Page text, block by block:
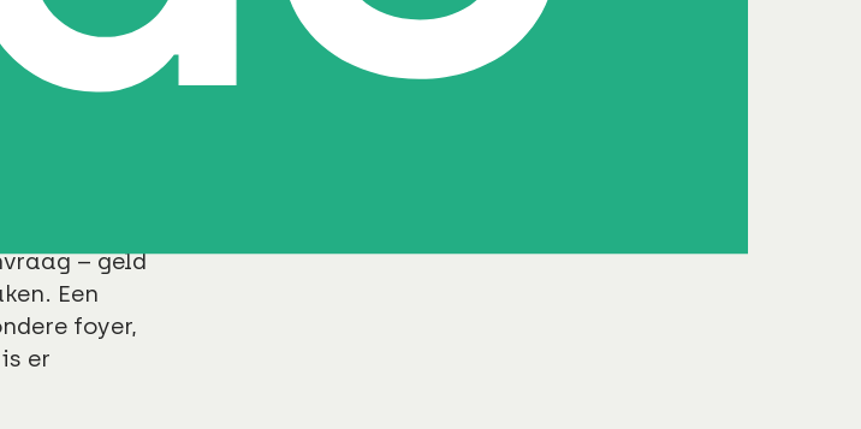
maar je
je 1-op1
of
‘krijgt’ – al
– geld
Een
foyer,
er
Senior adviseur
Bertina Seffinga